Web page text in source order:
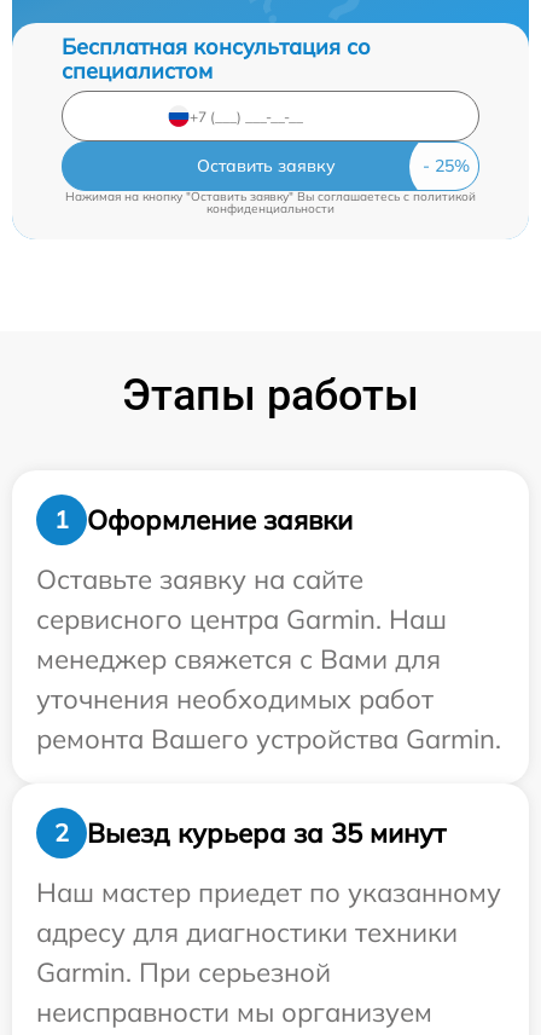
Бесплатная консультация со
специалистом
Оставить заявку
Нажимая на кнопку "Оставить заявку" Вы соглашаетесь cполитикой
конфиденциальности
Этапы работы
1
Оформление заявки
Оставьте заявку на сайте
сервисного центра Garmin. Наш
менеджер свяжется с Вами для
уточнения необходимых работ
ремонта Вашего устройства Garmin.
2
Выезд курьера за 35 минут
Наш мастер приедет по указанному
адресу для диагностики техники
Garmin. При серьезной
неисправности мы организуем